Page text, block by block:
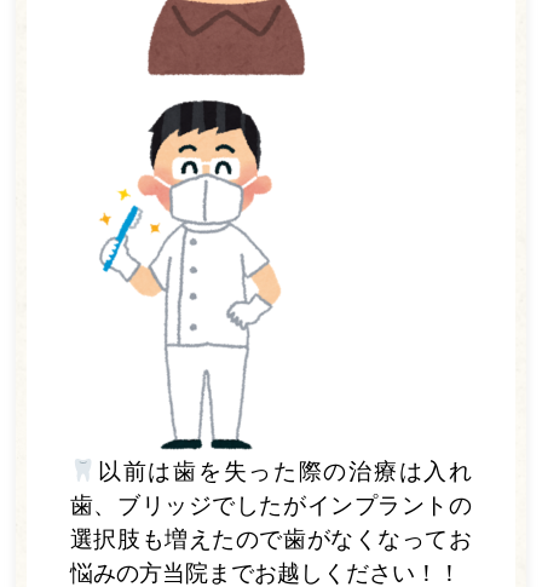
以前は歯を失った際の治療は入れ
歯、ブリッジでしたがインプラントの
選択肢も増えたので歯がなくなってお
悩みの方当院までお越しください！！